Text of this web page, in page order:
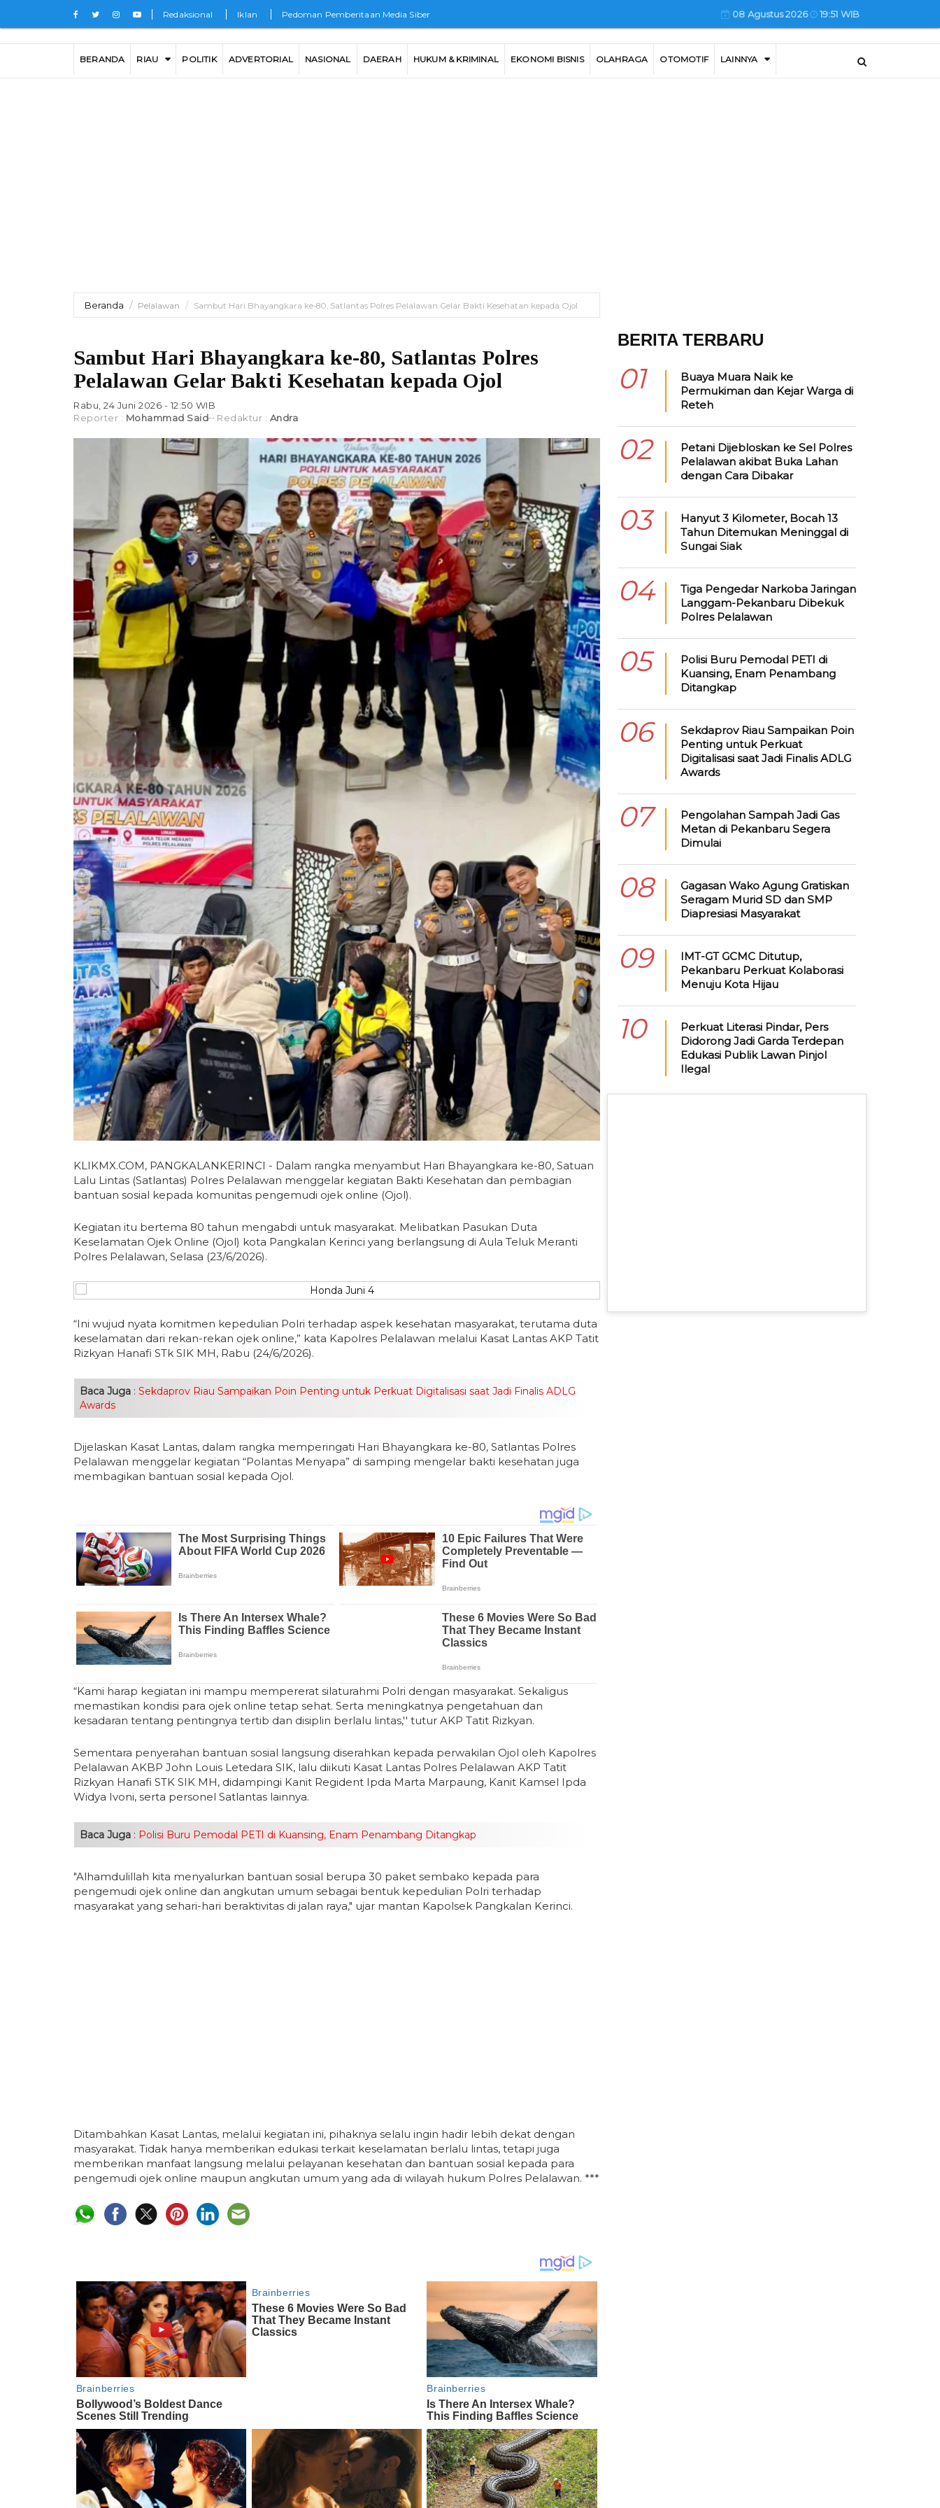
Redaksional Iklan Pedoman Pemberitaan Media Siber 08 Agustus 2026 19:51 WIB
BERANDA RIAU POLITIK ADVERTORIAL NASIONAL DAERAH HUKUM & KRIMINAL EKONOMI BISNIS OLAHRAGA OTOMOTIF LAINNYA
Beranda Pelalawan Sambut Hari Bhayangkara ke-80, Satlantas Polres Pelalawan Gelar Bakti Kesehatan kepada Ojol
Sambut Hari Bhayangkara ke-80, Satlantas Polres
Pelalawan Gelar Bakti Kesehatan kepada Ojol
Rabu, 24 Juni 2026 - 12:50 WIB
Reporter : Mohammad Said Redaktur : Andra
KLIKMX.COM, PANGKALANKERINCI - Dalam rangka menyambut Hari Bhayangkara ke-80, Satuan
Lalu Lintas (Satlantas) Polres Pelalawan menggelar kegiatan Bakti Kesehatan dan pembagian
bantuan sosial kepada komunitas pengemudi ojek online (Ojol).
Kegiatan itu bertema 80 tahun mengabdi untuk masyarakat. Melibatkan Pasukan Duta
Keselamatan Ojek Online (Ojol) kota Pangkalan Kerinci yang berlangsung di Aula Teluk Meranti
Polres Pelalawan, Selasa (23/6/2026).
“Ini wujud nyata komitmen kepedulian Polri terhadap aspek kesehatan masyarakat, terutama duta
keselamatan dari rekan-rekan ojek online,” kata Kapolres Pelalawan melalui Kasat Lantas AKP Tatit
Rizkyan Hanafi STk SIK MH, Rabu (24/6/2026).
Baca Juga : Sekdaprov Riau Sampaikan Poin Penting untuk Perkuat Digitalisasi saat Jadi Finalis ADLG
Awards
Dijelaskan Kasat Lantas, dalam rangka memperingati Hari Bhayangkara ke-80, Satlantas Polres
Pelalawan menggelar kegiatan “Polantas Menyapa” di samping mengelar bakti kesehatan juga
membagikan bantuan sosial kepada Ojol.
“Kami harap kegiatan ini mampu mempererat silaturahmi Polri dengan masyarakat. Sekaligus
memastikan kondisi para ojek online tetap sehat. Serta meningkatnya pengetahuan dan
kesadaran tentang pentingnya tertib dan disiplin berlalu lintas,'' tutur AKP Tatit Rizkyan.
Sementara penyerahan bantuan sosial langsung diserahkan kepada perwakilan Ojol oleh Kapolres
Pelalawan AKBP John Louis Letedara SIK, lalu diikuti Kasat Lantas Polres Pelalawan AKP Tatit
Rizkyan Hanafi STK SIK MH, didampingi Kanit Regident Ipda Marta Marpaung, Kanit Kamsel Ipda
Widya Ivoni, serta personel Satlantas lainnya.
Baca Juga : Polisi Buru Pemodal PETI di Kuansing, Enam Penambang Ditangkap
"Alhamdulillah kita menyalurkan bantuan sosial berupa 30 paket sembako kepada para
pengemudi ojek online dan angkutan umum sebagai bentuk kepedulian Polri terhadap
masyarakat yang sehari-hari beraktivitas di jalan raya," ujar mantan Kapolsek Pangkalan Kerinci.
Ditambahkan Kasat Lantas, melalui kegiatan ini, pihaknya selalu ingin hadir lebih dekat dengan
masyarakat. Tidak hanya memberikan edukasi terkait keselamatan berlalu lintas, tetapi juga
memberikan manfaat langsung melalui pelayanan kesehatan dan bantuan sosial kepada para
pengemudi ojek online maupun angkutan umum yang ada di wilayah hukum Polres Pelalawan. ***
BERITA TERBARU
01
Buaya Muara Naik ke
Permukiman dan Kejar Warga di
Reteh
02
Petani Dijebloskan ke Sel Polres
Pelalawan akibat Buka Lahan
dengan Cara Dibakar
03
Hanyut 3 Kilometer, Bocah 13
Tahun Ditemukan Meninggal di
Sungai Siak
04
Tiga Pengedar Narkoba Jaringan
Langgam-Pekanbaru Dibekuk
Polres Pelalawan
05
Polisi Buru Pemodal PETI di
Kuansing, Enam Penambang
Ditangkap
06
Sekdaprov Riau Sampaikan Poin
Penting untuk Perkuat
Digitalisasi saat Jadi Finalis ADLG
Awards
07
Pengolahan Sampah Jadi Gas
Metan di Pekanbaru Segera
Dimulai
08
Gagasan Wako Agung Gratiskan
Seragam Murid SD dan SMP
Diapresiasi Masyarakat
09
IMT-GT GCMC Ditutup,
Pekanbaru Perkuat Kolaborasi
Menuju Kota Hijau
10
Perkuat Literasi Pindar, Pers
Didorong Jadi Garda Terdepan
Edukasi Publik Lawan Pinjol
Ilegal